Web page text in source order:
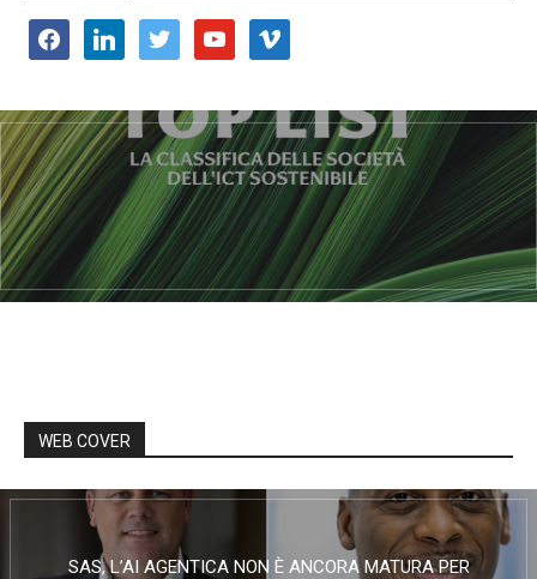
facebooklinkedin twitter youtube vimeo
WEB COVER
SAS, L’AI AGENTICA NON È ANCORA MATURA PER